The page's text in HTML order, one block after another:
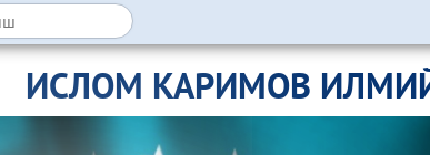
ИСЛОМ КАРИМОВ